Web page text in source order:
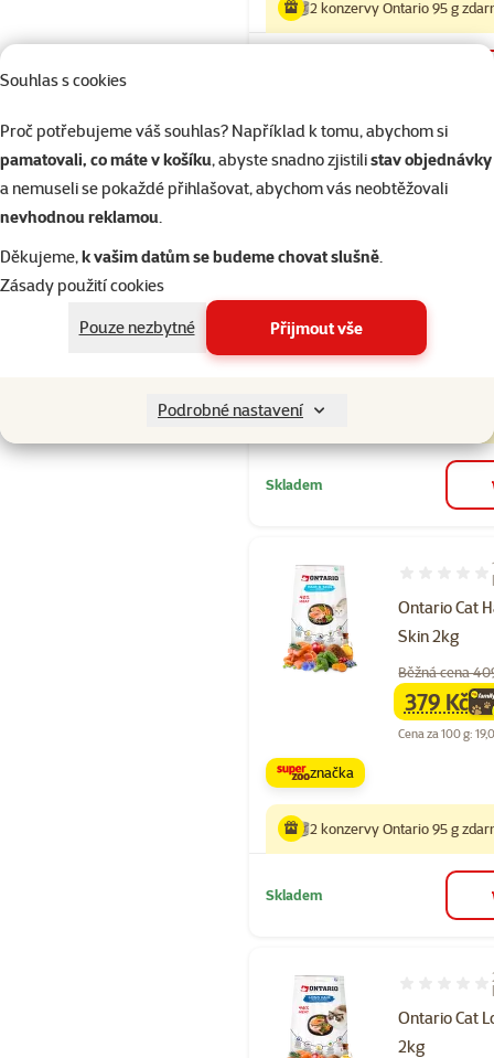
Souhlas s cookies
Proč potřebujeme váš souhlas? Například k tomu, abychom si
pamatovali, co máte v košíku, abyste snadno zjistilistav objednávky
a nemuseli se pokaždé přihlašovat, abychom vás neobtěžovali
nevhodnou reklamou.
Děkujeme,k vašim datům se budeme chovat slušně.
Zásady použití cookies
Pouze nezbytné
Přijmout vše
Podrobné nastavení
2 konzervy Ontario 95 g
Ontario Cat
Hodnocení
family
značka
2 konzervy Ontario 95 g
Skladem
Ontario Cat
Skin 2kg
Hodnocení
Běžná cena
family
379 Kč
Cena za 100 g:
značka
2 konzervy Ontario 95 g
Skladem
Ontario Cat
2kg
Hodnocení